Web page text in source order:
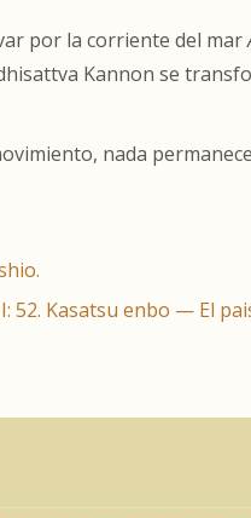
por la corriente del mar
Kannon se
nada
52. Kasatsu enbo — El